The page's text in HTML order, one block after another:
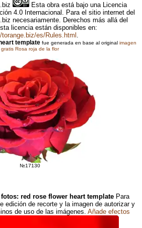
Esta obra está bajo una Licencia
4.0 Internacional. Para el sitio internet del
necesariamente. Derechos más allá del
licencia están disponibles en:
torange.biz/es/Rules.html
template fue generada en base al original imagen
gratis Rosa roja de la flor
№17130
red rose flower heart template Para
edición de recorte y la imagen de autorizar y
de uso de las imágenes. Añade efectos